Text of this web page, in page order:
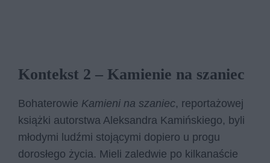
Kontekst 2 – Kamienie na szaniec
Bohaterowie Kamieni na szaniec, reportażowej
książki autorstwa Aleksandra Kamińskiego, byli
młodymi ludźmi stojącymi dopiero u progu
dorosłego życia. Mieli zaledwie po kilkanaście